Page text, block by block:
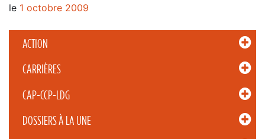
ACTION
CARRIÈRES
CAP-CCP-LDG
DOSSIERS À LA UNE
le 1 octobre 2009